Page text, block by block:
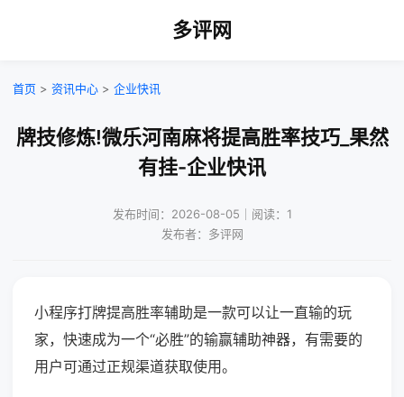
多评网
首页 > 资讯中心 > 企业快讯
牌技修炼!微乐河南麻将提高胜率技巧_果然
有挂-企业快讯
发布时间：2026-08-05｜阅读：1
发布者：多评网
小程序打牌提高胜率辅助是一款可以让一直输的玩
家，快速成为一个“必胜”的输赢辅助神器，有需要的
用户可通过正规渠道获取使用。